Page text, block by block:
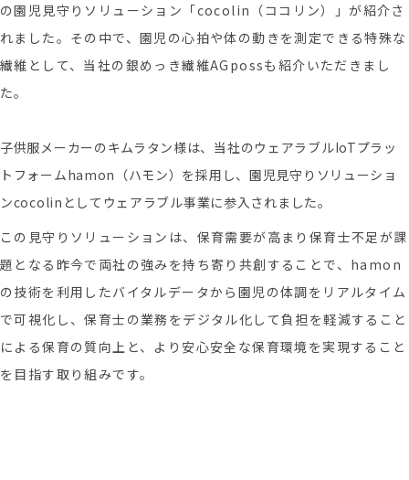
の園児見守りソリューション「cocolin（ココリン）」が紹介さ
れました。その中で、園児の心拍や体の動きを測定できる特殊な
繊維として、当社の銀めっき繊維AGpossも紹介いただきまし
た。
子供服メーカーのキムラタン様は、当社のウェアラブルIoTプラッ
トフォームhamon（ハモン）を採用し、園児見守りソリューショ
ンcocolinとしてウェアラブル事業に参入されました。
この見守りソリューションは、保育需要が高まり保育士不足が課
題となる昨今で両社の強みを持ち寄り共創することで、hamon
の技術を利用したバイタルデータから園児の体調をリアルタイム
で可視化し、保育士の業務をデジタル化して負担を軽減すること
による保育の質向上と、より安心安全な保育環境を実現すること
を目指す取り組みです。